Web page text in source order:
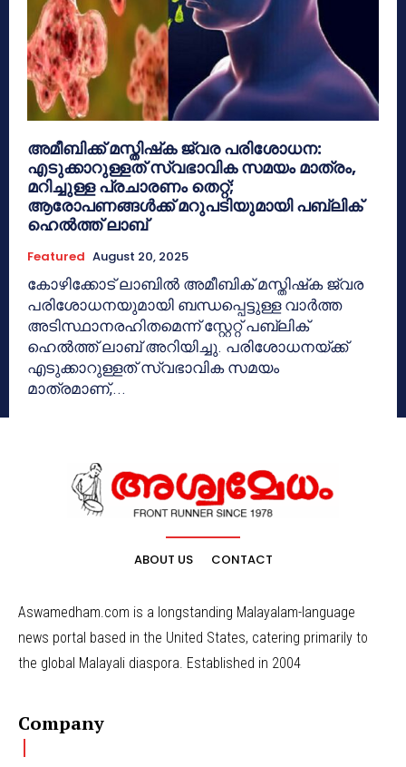
അമീബിക്ക് മസ്തിഷ്‌ക ജ്വര പരിശോധന:
എടുക്കാറുള്ളത് സ്വഭാവിക സമയം മാത്രം,
മറിച്ചുള്ള പ്രചാരണം തെറ്റ്;
ആരോപണങ്ങള്‍ക്ക് മറുപടിയുമായി പബ്ലിക്
ഹെല്‍ത്ത് ലാബ്
Featured August 20, 2025
കോഴിക്കോട് ലാബിൽ അമീബിക് മസ്തിഷ്‌ക ജ്വര
പരിശോധനയുമായി ബന്ധപ്പെട്ടുള്ള വാര്‍ത്ത
അടിസ്ഥാനരഹിതമെന്ന് സ്റ്റേറ്റ് പബ്ലിക്
ഹെല്‍ത്ത് ലാബ് അറിയിച്ചു. പരിശോധനയ്ക്ക്
എടുക്കാറുള്ളത് സ്വഭാവിക സമയം
മാത്രമാണ്,...
ABOUT US CONTACT
Aswamedham.com is a longstanding Malayalam-language
news portal based in the United States, catering primarily to
the global Malayali diaspora. Established in 2004
Company